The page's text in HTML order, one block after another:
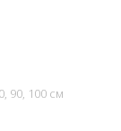
90, 100 см